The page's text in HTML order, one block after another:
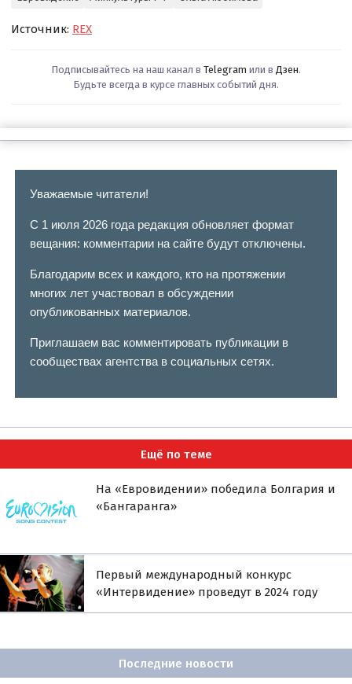
Источник: REX
Подписывайтесь на наш канал в Telegram или в Дзен.
Будьте всегда в курсе главных событий дня.
Уважаемые читатели!
С 1 июля 2026 года редакция обновляет формат
вещания: комментарии на сайте будут отключены.
Благодарим всех и каждого, кто на протяжении
многих лет участвовал в обсуждении
опубликованных материалов.
Приглашаем вас комментировать публикации в
сообществах агентства в социальных сетях.
Ещё по теме
На «Евровидении» победила Болгария и
«Бангаранга»
Первый международный конкурс
«Интервидение» проведут в 2024 году
Последние новости